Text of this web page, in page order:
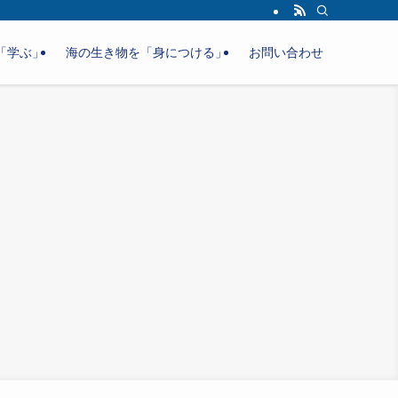
学ぶ」 海の生き物を「身につける」 お問い合わせ